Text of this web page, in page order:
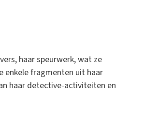
haar speurwerk, wat ze
enkele fragmenten uit haar
haar detective-activiteiten en